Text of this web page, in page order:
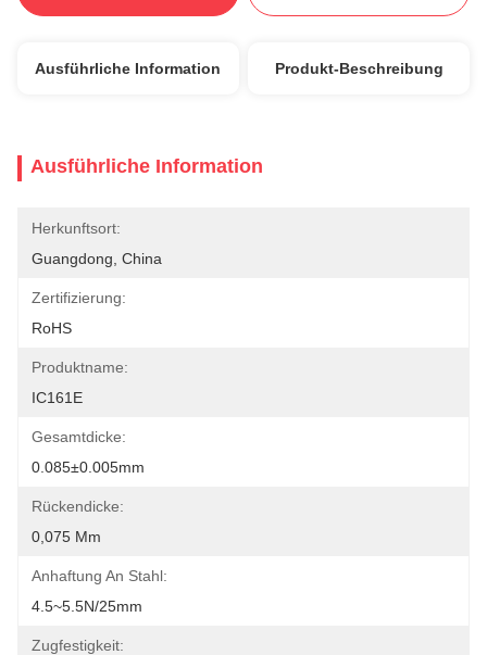
Ausführliche Information Produkt-Beschreibung
Ausführliche Information
Herkunftsort:
Guangdong, China
Zertifizierung:
RoHS
Produktname:
IC161E
Gesamtdicke:
0.085±0.005mm
Rückendicke:
0,075 Mm
Anhaftung An Stahl:
4.5~5.5N/25mm
Zugfestigkeit: